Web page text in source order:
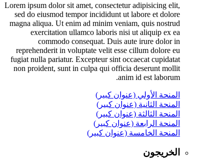
Lorem ipsum dolor sit amet, consectetur adipisicing elit,
sed do eiusmod tempor incididunt ut labore et dolore
magna aliqua. Ut enim ad minim veniam, quis nostrud
exercitation ullamco laboris nisi ut aliquip ex ea
commodo consequat. Duis aute irure dolor in
reprehenderit in voluptate velit esse cillum dolore eu
fugiat nulla pariatur. Excepteur sint occaecat cupidatat
non proident, sunt in culpa qui officia deserunt mollit
anim id est laborum.
المنحة الأولي (عنوان كبير)
المنحة الثانية (عنوان كبير)
المنحة الثالثة (عنوان كبير)
المنحة الرابعة (عنوان كبير)
المنحة الخامسة (عنوان كبير)
الخريجون